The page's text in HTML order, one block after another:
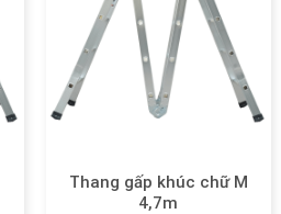
Thang gấp khúc chữ M
4,7m